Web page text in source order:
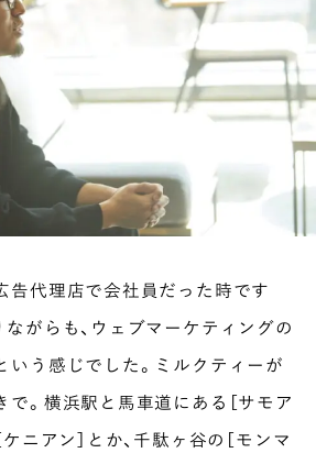
代理店で会社員だった時です
がらも、ウェブマーケティングの
いう感じでした。ミルクティーが
。横浜駅と馬車道にある［サモア
ケニアン］とか、千駄ヶ谷の［モンマ